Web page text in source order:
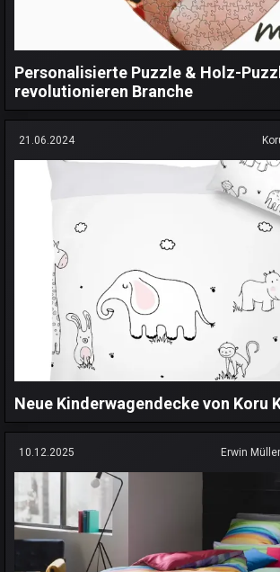
Personalisierte Puzzle & Holz-
revolutionieren Branche
21.06.2024
Neue Kinderwagendecke von Koru
10.12.2025 Erwin